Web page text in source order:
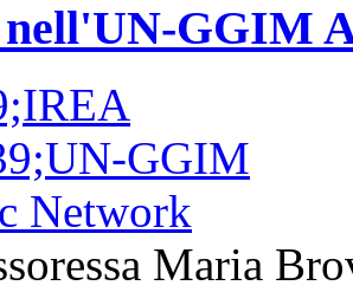
GGIM
Maria